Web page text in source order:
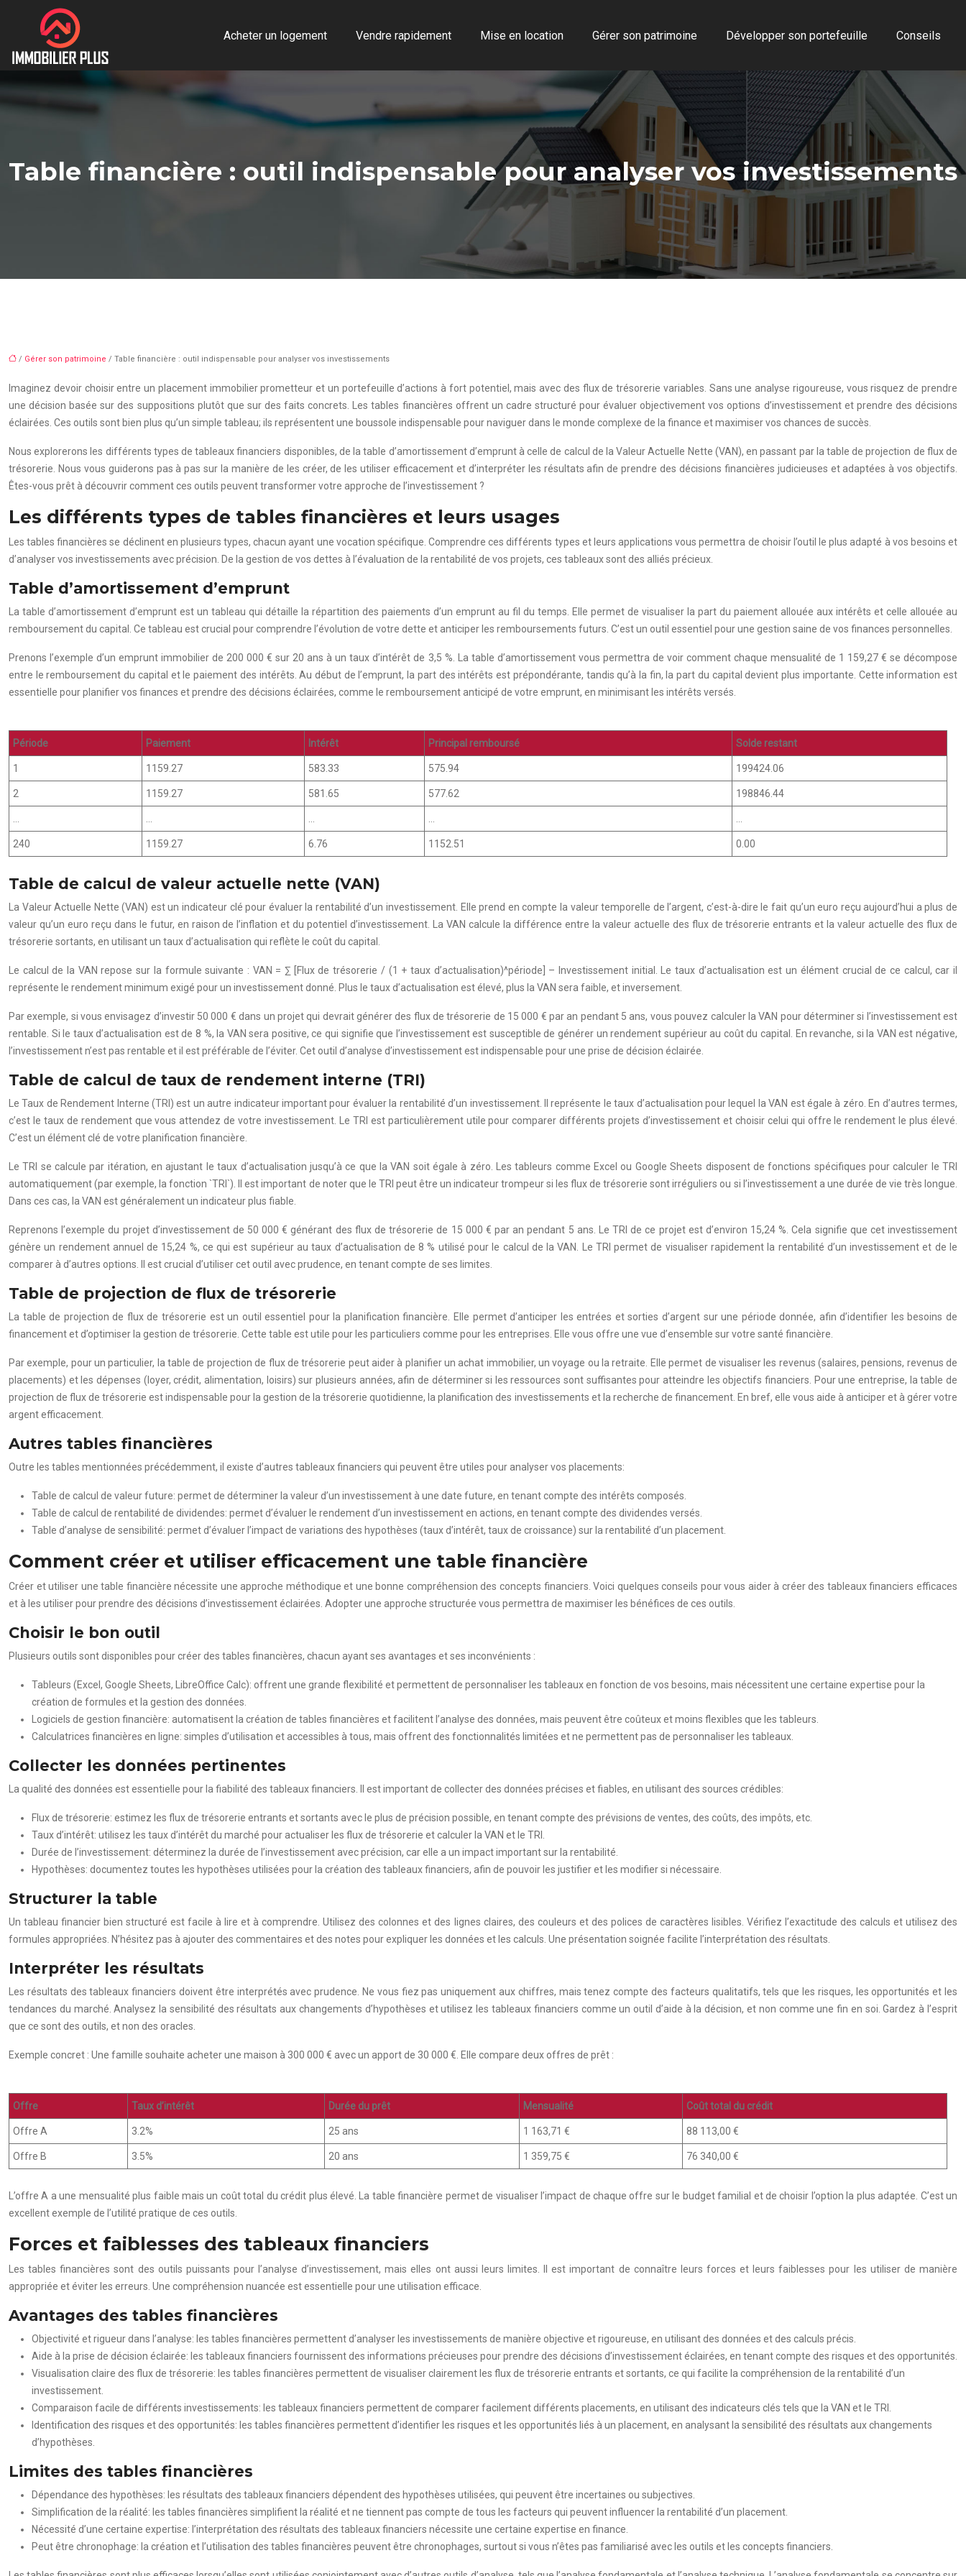
Acheter un logement Vendre rapidement Mise en location Gérer son patrimoine Développer son portefeuille Conseils
Table financière : outil indispensable pour analyser vos investissements
/ Gérer son patrimoine / Table financière : outil indispensable pour analyser vos investissements
Imaginez devoir choisir entre un placement immobilier prometteur et un portefeuille d’actions à fort potentiel, mais avec des flux de trésorerie variables. Sans une analyse rigoureuse, vous risquez de prendre
une décision basée sur des suppositions plutôt que sur des faits concrets. Les tables financières offrent un cadre structuré pour évaluer objectivement vos options d’investissement et prendre des décisions
éclairées. Ces outils sont bien plus qu’un simple tableau; ils représentent une boussole indispensable pour naviguer dans le monde complexe de la finance et maximiser vos chances de succès.
Nous explorerons les différents types de tableaux financiers disponibles, de la table d’amortissement d’emprunt à celle de calcul de la Valeur Actuelle Nette (VAN), en passant par la table de projection de flux de
trésorerie. Nous vous guiderons pas à pas sur la manière de les créer, de les utiliser efficacement et d’interpréter les résultats afin de prendre des décisions financières judicieuses et adaptées à vos objectifs.
Êtes-vous prêt à découvrir comment ces outils peuvent transformer votre approche de l’investissement ?
Les différents types de tables financières et leurs usages
Les tables financières se déclinent en plusieurs types, chacun ayant une vocation spécifique. Comprendre ces différents types et leurs applications vous permettra de choisir l’outil le plus adapté à vos besoins et
d’analyser vos investissements avec précision. De la gestion de vos dettes à l’évaluation de la rentabilité de vos projets, ces tableaux sont des alliés précieux.
Table d’amortissement d’emprunt
La table d’amortissement d’emprunt est un tableau qui détaille la répartition des paiements d’un emprunt au fil du temps. Elle permet de visualiser la part du paiement allouée aux intérêts et celle allouée au
remboursement du capital. Ce tableau est crucial pour comprendre l’évolution de votre dette et anticiper les remboursements futurs. C’est un outil essentiel pour une gestion saine de vos finances personnelles.
Prenons l’exemple d’un emprunt immobilier de 200 000 € sur 20 ans à un taux d’intérêt de 3,5 %. La table d’amortissement vous permettra de voir comment chaque mensualité de 1 159,27 € se décompose
entre le remboursement du capital et le paiement des intérêts. Au début de l’emprunt, la part des intérêts est prépondérante, tandis qu’à la fin, la part du capital devient plus importante. Cette information est
essentielle pour planifier vos finances et prendre des décisions éclairées, comme le remboursement anticipé de votre emprunt, en minimisant les intérêts versés.
Période Paiement Intérêt Principal remboursé Solde restant
1 1159.27 583.33 575.94 199424.06
2 1159.27 581.65 577.62 198846.44
240 1159.27 6.76 1152.51 0.00
Table de calcul de valeur actuelle nette (VAN)
La Valeur Actuelle Nette (VAN) est un indicateur clé pour évaluer la rentabilité d’un investissement. Elle prend en compte la valeur temporelle de l’argent, c’est-à-dire le fait qu’un euro reçu aujourd’hui a plus de
valeur qu’un euro reçu dans le futur, en raison de l’inflation et du potentiel d’investissement. La VAN calcule la différence entre la valeur actuelle des flux de trésorerie entrants et la valeur actuelle des flux de
trésorerie sortants, en utilisant un taux d’actualisation qui reflète le coût du capital.
Le calcul de la VAN repose sur la formule suivante : VAN = ∑ [Flux de trésorerie / (1 + taux d’actualisation)^période] – Investissement initial. Le taux d’actualisation est un élément crucial de ce calcul, car il
représente le rendement minimum exigé pour un investissement donné. Plus le taux d’actualisation est élevé, plus la VAN sera faible, et inversement.
Par exemple, si vous envisagez d’investir 50 000 € dans un projet qui devrait générer des flux de trésorerie de 15 000 € par an pendant 5 ans, vous pouvez calculer la VAN pour déterminer si l’investissement est
rentable. Si le taux d’actualisation est de 8 %, la VAN sera positive, ce qui signifie que l’investissement est susceptible de générer un rendement supérieur au coût du capital. En revanche, si la VAN est négative,
l’investissement n’est pas rentable et il est préférable de l’éviter. Cet outil d’analyse d’investissement est indispensable pour une prise de décision éclairée.
Table de calcul de taux de rendement interne (TRI)
Le Taux de Rendement Interne (TRI) est un autre indicateur important pour évaluer la rentabilité d’un investissement. Il représente le taux d’actualisation pour lequel la VAN est égale à zéro. En d’autres termes,
c’est le taux de rendement que vous attendez de votre investissement. Le TRI est particulièrement utile pour comparer différents projets d’investissement et choisir celui qui offre le rendement le plus élevé.
C’est un élément clé de votre planification financière.
Le TRI se calcule par itération, en ajustant le taux d’actualisation jusqu’à ce que la VAN soit égale à zéro. Les tableurs comme Excel ou Google Sheets disposent de fonctions spécifiques pour calculer le TRI
automatiquement (par exemple, la fonction `TRI`). Il est important de noter que le TRI peut être un indicateur trompeur si les flux de trésorerie sont irréguliers ou si l’investissement a une durée de vie très longue.
Dans ces cas, la VAN est généralement un indicateur plus fiable.
Reprenons l’exemple du projet d’investissement de 50 000 € générant des flux de trésorerie de 15 000 € par an pendant 5 ans. Le TRI de ce projet est d’environ 15,24 %. Cela signifie que cet investissement
génère un rendement annuel de 15,24 %, ce qui est supérieur au taux d’actualisation de 8 % utilisé pour le calcul de la VAN. Le TRI permet de visualiser rapidement la rentabilité d’un investissement et de le
comparer à d’autres options. Il est crucial d’utiliser cet outil avec prudence, en tenant compte de ses limites.
Table de projection de flux de trésorerie
La table de projection de flux de trésorerie est un outil essentiel pour la planification financière. Elle permet d’anticiper les entrées et sorties d’argent sur une période donnée, afin d’identifier les besoins de
financement et d’optimiser la gestion de trésorerie. Cette table est utile pour les particuliers comme pour les entreprises. Elle vous offre une vue d’ensemble sur votre santé financière.
Par exemple, pour un particulier, la table de projection de flux de trésorerie peut aider à planifier un achat immobilier, un voyage ou la retraite. Elle permet de visualiser les revenus (salaires, pensions, revenus de
placements) et les dépenses (loyer, crédit, alimentation, loisirs) sur plusieurs années, afin de déterminer si les ressources sont suffisantes pour atteindre les objectifs financiers. Pour une entreprise, la table de
projection de flux de trésorerie est indispensable pour la gestion de la trésorerie quotidienne, la planification des investissements et la recherche de financement. En bref, elle vous aide à anticiper et à gérer votre
argent efficacement.
Autres tables financières
Outre les tables mentionnées précédemment, il existe d’autres tableaux financiers qui peuvent être utiles pour analyser vos placements:
Table de calcul de valeur future: permet de déterminer la valeur d’un investissement à une date future, en tenant compte des intérêts composés.
Table de calcul de rentabilité de dividendes: permet d’évaluer le rendement d’un investissement en actions, en tenant compte des dividendes versés.
Table d’analyse de sensibilité: permet d’évaluer l’impact de variations des hypothèses (taux d’intérêt, taux de croissance) sur la rentabilité d’un placement.
Comment créer et utiliser efficacement une table financière
Créer et utiliser une table financière nécessite une approche méthodique et une bonne compréhension des concepts financiers. Voici quelques conseils pour vous aider à créer des tableaux financiers efficaces
et à les utiliser pour prendre des décisions d’investissement éclairées. Adopter une approche structurée vous permettra de maximiser les bénéfices de ces outils.
Choisir le bon outil
Plusieurs outils sont disponibles pour créer des tables financières, chacun ayant ses avantages et ses inconvénients :
Tableurs (Excel, Google Sheets, LibreOffice Calc): offrent une grande flexibilité et permettent de personnaliser les tableaux en fonction de vos besoins, mais nécessitent une certaine expertise pour la
création de formules et la gestion des données.
Logiciels de gestion financière: automatisent la création de tables financières et facilitent l’analyse des données, mais peuvent être coûteux et moins flexibles que les tableurs.
Calculatrices financières en ligne: simples d’utilisation et accessibles à tous, mais offrent des fonctionnalités limitées et ne permettent pas de personnaliser les tableaux.
Collecter les données pertinentes
La qualité des données est essentielle pour la fiabilité des tableaux financiers. Il est important de collecter des données précises et fiables, en utilisant des sources crédibles:
Flux de trésorerie: estimez les flux de trésorerie entrants et sortants avec le plus de précision possible, en tenant compte des prévisions de ventes, des coûts, des impôts, etc.
Taux d’intérêt: utilisez les taux d’intérêt du marché pour actualiser les flux de trésorerie et calculer la VAN et le TRI.
Durée de l’investissement: déterminez la durée de l’investissement avec précision, car elle a un impact important sur la rentabilité.
Hypothèses: documentez toutes les hypothèses utilisées pour la création des tableaux financiers, afin de pouvoir les justifier et les modifier si nécessaire.
Structurer la table
Un tableau financier bien structuré est facile à lire et à comprendre. Utilisez des colonnes et des lignes claires, des couleurs et des polices de caractères lisibles. Vérifiez l’exactitude des calculs et utilisez des
formules appropriées. N’hésitez pas à ajouter des commentaires et des notes pour expliquer les données et les calculs. Une présentation soignée facilite l’interprétation des résultats.
Interpréter les résultats
Les résultats des tableaux financiers doivent être interprétés avec prudence. Ne vous fiez pas uniquement aux chiffres, mais tenez compte des facteurs qualitatifs, tels que les risques, les opportunités et les
tendances du marché. Analysez la sensibilité des résultats aux changements d’hypothèses et utilisez les tableaux financiers comme un outil d’aide à la décision, et non comme une fin en soi. Gardez à l’esprit
que ce sont des outils, et non des oracles.
Exemple concret : Une famille souhaite acheter une maison à 300 000 € avec un apport de 30 000 €. Elle compare deux offres de prêt :
Offre Taux d’intérêt Durée du prêt Mensualité Coût total du crédit
Offre A 3.2% 25 ans 1 163,71 € 88 113,00 €
Offre B 3.5% 20 ans 1 359,75 € 76 340,00 €
L’offre A a une mensualité plus faible mais un coût total du crédit plus élevé. La table financière permet de visualiser l’impact de chaque offre sur le budget familial et de choisir l’option la plus adaptée. C’est un
excellent exemple de l’utilité pratique de ces outils.
Forces et faiblesses des tableaux financiers
Les tables financières sont des outils puissants pour l’analyse d’investissement, mais elles ont aussi leurs limites. Il est important de connaître leurs forces et leurs faiblesses pour les utiliser de manière
appropriée et éviter les erreurs. Une compréhension nuancée est essentielle pour une utilisation efficace.
Avantages des tables financières
Objectivité et rigueur dans l’analyse: les tables financières permettent d’analyser les investissements de manière objective et rigoureuse, en utilisant des données et des calculs précis.
Aide à la prise de décision éclairée: les tableaux financiers fournissent des informations précieuses pour prendre des décisions d’investissement éclairées, en tenant compte des risques et des opportunités.
Visualisation claire des flux de trésorerie: les tables financières permettent de visualiser clairement les flux de trésorerie entrants et sortants, ce qui facilite la compréhension de la rentabilité d’un
investissement.
Comparaison facile de différents investissements: les tableaux financiers permettent de comparer facilement différents placements, en utilisant des indicateurs clés tels que la VAN et le TRI.
Identification des risques et des opportunités: les tables financières permettent d’identifier les risques et les opportunités liés à un placement, en analysant la sensibilité des résultats aux changements
d’hypothèses.
Limites des tables financières
Dépendance des hypothèses: les résultats des tableaux financiers dépendent des hypothèses utilisées, qui peuvent être incertaines ou subjectives.
Simplification de la réalité: les tables financières simplifient la réalité et ne tiennent pas compte de tous les facteurs qui peuvent influencer la rentabilité d’un placement.
Nécessité d’une certaine expertise: l’interprétation des résultats des tableaux financiers nécessite une certaine expertise en finance.
Peut être chronophage: la création et l’utilisation des tables financières peuvent être chronophages, surtout si vous n’êtes pas familiarisé avec les outils et les concepts financiers.